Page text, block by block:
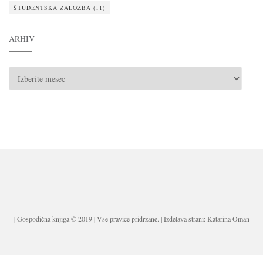
ŠTUDENTSKA ZALOŽBA (11)
ARHIV
ARHIV
| Gospodična knjiga © 2019 | Vse pravice pridržane. | Izdelava strani: Katarina Oman